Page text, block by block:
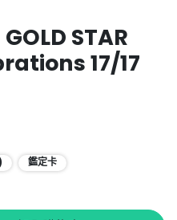
STAR
17/17
鑑定卡